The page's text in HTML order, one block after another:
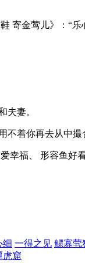
寄金莺儿》：“乐
夫妻。
不着你再去从中撮
幸福、 形容鱼好
细 一得之见 鳏寡茕
虎窟